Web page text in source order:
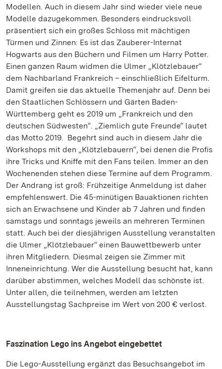
Modellen. Auch in diesem Jahr sind wieder viele neue
Modelle dazugekommen. Besonders eindrucksvoll
präsentiert sich ein großes Schloss mit mächtigen
Türmen und Zinnen: Es ist das Zauberer-Internat
Hogwarts aus den Büchern und Filmen um Harry Potter.
Einen ganzen Raum widmen die Ulmer „Klötzlebauer“
dem Nachbarland Frankreich – einschließlich Eifelturm.
Damit greifen sie das aktuelle Themenjahr auf. Denn bei
den Staatlichen Schlössern und Gärten Baden-
Württemberg geht es 2019 um „Frankreich und den
deutschen Südwesten“. „Ziemlich gute Freunde“ lautet
das Motto 2019. Begehrt sind auch in diesem Jahr die
Workshops mit den „Klötzlebauern“, bei denen die Profis
ihre Tricks und Kniffe mit den Fans teilen. Immer an den
Wochenenden stehen diese Termine auf dem Programm.
Der Andrang ist groß: Frühzeitige Anmeldung ist daher
empfehlenswert. Die 45-minütigen Bauaktionen richten
sich an Erwachsene und Kinder ab 7 Jahren und finden
samstags und sonntags jeweils an mehreren Terminen
statt. Auch bei der diesjährigen Ausstellung veranstalten
die Ulmer „Klötzlebauer“ einen Bauwettbewerb unter
ihren Mitgliedern. Diesmal zeigen sie Zimmer mit
Inneneinrichtung. Wer die Ausstellung besucht hat, kann
darüber abstimmen, welches Modell das schönste ist.
Unter allen, die teilnehmen, werden am letzten
Ausstellungstag Sachpreise im Wert von 200 € verlost.
Faszination Lego ins Angebot eingebettet
Die Lego-Ausstellung ergänzt das Besuchsangebot im